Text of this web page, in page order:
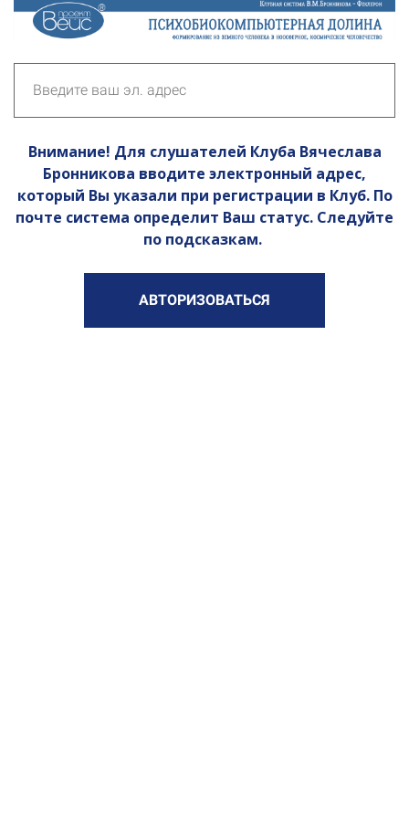
Внимание! Для слушателей Клуба Вячеслава
Бронникова вводите электронный адрес,
который Вы указали при регистрации в Клуб. По
почте система определит Ваш статус. Следуйте
по подсказкам.
АВТОРИЗОВАТЬСЯ